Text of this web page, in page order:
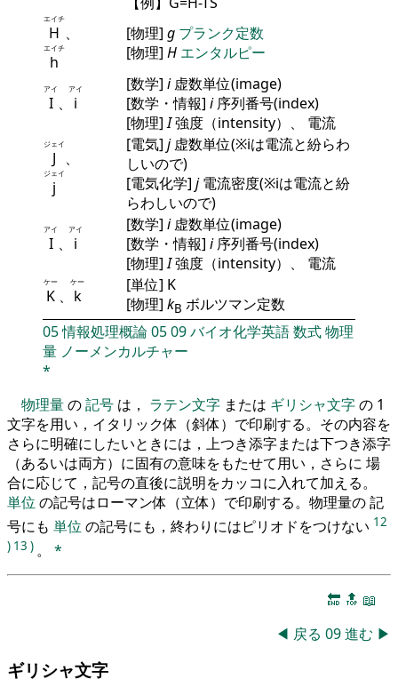
H
エイチ
、
h
エイチ
[物理] g プランク定数
[物理] H エンタルピー
I
アイ
、 i
アイ [数学] i虚数単位(image)
[数学・情報] i序列番号(index)
[物理]I強度（intensity）、 電流
J
ジェイ
、
j
ジェイ
[電気] j虚数単位(※iは電流と紛らわ
しいので)
[電気化学] j電流密度(※iは電流と紛
らわしいので)
I
アイ
、 i
アイ [数学] i虚数単位(image)
[数学・情報] i序列番号(index)
[物理]I強度（intensity）、 電流
K
ケー
、 k
ケー
[単位] K
[物理] kB ボルツマン定数
05情報処理概論0509バイオ化学英語数式物理
量 ノーメンカルチャー
*
物理量の記号 は， ラテン文字 または ギリシャ文字の 1
文字を用い，イタリック体（斜体）で印刷する。その内容を
さらに明確にしたいときには，上つき添字または下つき添字
（あるいは両方）に固有の意味をもたせて用い，さらに 場
合に応じて，記号の直後に説明をカッコに入れて加える。
単位 の記号はローマン体（立体）で印刷する。物理量の 記
号にも 単位 の記号にも，終わりにはピリオドをつけない 12
) 13 ) 。 *
🔚 🔝 📖
◀ 戻る 09進む ▶
ギリシャ文字